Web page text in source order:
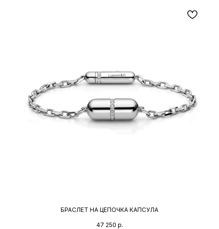
БРАСЛЕТ НА ЦЕПОЧКА КАПСУЛА
47 250 р.